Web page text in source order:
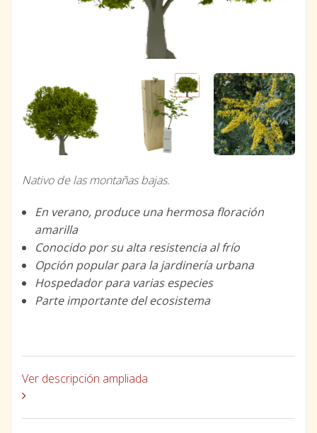
Nativo de las montañas bajas.
En verano, produce una hermosa floración
amarilla
Conocido por su alta resistencia al frío
Opción popular para la jardinería urbana
Hospedador para varias especies
Parte importante del ecosistema
Ver descripción ampliada